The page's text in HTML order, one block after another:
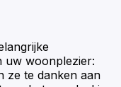
uw woonplezier:
ze te danken aan